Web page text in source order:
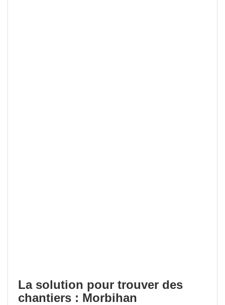
La solution pour trouver des
chantiers : Morbihan